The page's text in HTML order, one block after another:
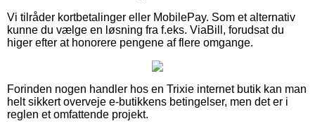
Vi tilråder kortbetalinger eller MobilePay. Som et alternativ
kunne du vælge en løsning fra f.eks. ViaBill, forudsat du
higer efter at honorere pengene af flere omgange.
Forinden nogen handler hos en Trixie internet butik kan man
helt sikkert overveje e-butikkens betingelser, men det er i
reglen et omfattende projekt.